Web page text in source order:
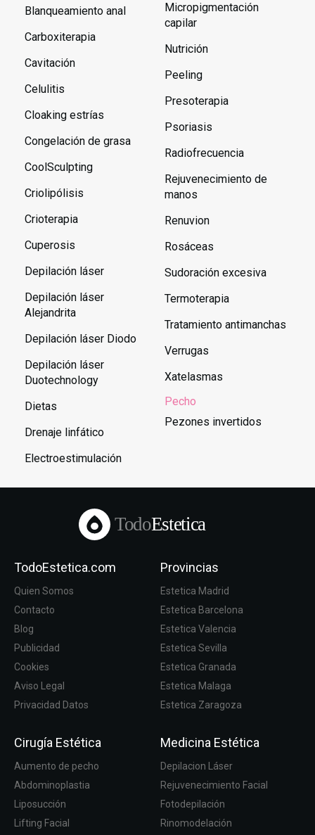
Blanqueamiento anal
Carboxiterapia
Cavitación
Celulitis
Cloaking estrías
Congelación de grasa
CoolSculpting
Criolipólisis
Crioterapia
Cuperosis
Depilación láser
Depilación láser
Alejandrita
Depilación láser Diodo
Depilación láser
Duotechnology
Dietas
Drenaje linfático
Electroestimulación
Micropigmentación
capilar
Nutrición
Peeling
Presoterapia
Psoriasis
Radiofrecuencia
Rejuvenecimiento de
manos
Renuvion
Rosáceas
Sudoración excesiva
Termoterapia
Tratamiento antimanchas
Verrugas
Xatelasmas
Pecho
Pezones invertidos
TodoEstetica
TodoEstetica.com
Quien Somos
Contacto
Blog
Publicidad
Cookies
Aviso Legal
Privacidad Datos
Provincias
Estetica Madrid
Estetica Barcelona
Estetica Valencia
Estetica Sevilla
Estetica Granada
Estetica Malaga
Estetica Zaragoza
Cirugía Estética
Aumento de pecho
Abdominoplastia
Liposucción
Lifting Facial
Medicina Estética
Depilacion Láser
Rejuvenecimiento Facial
Fotodepilación
Rinomodelación